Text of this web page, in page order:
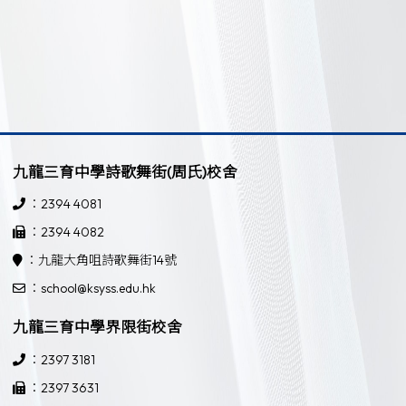
九龍三育中學詩歌舞街(周氏)校舍
：2394 4081
：2394 4082
：九龍大角咀詩歌舞街14號
：school@ksyss.edu.hk
九龍三育中學界限街校舍
：2397 3181
：2397 3631